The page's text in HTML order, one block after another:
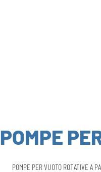
POMPE
POMPE PER VUOTO ROTATIVE A